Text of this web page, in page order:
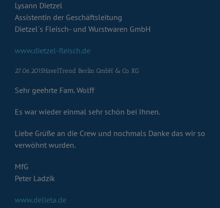
Lysann Dietzel
Assistentin der Geschäftsleitung
Dietzel´s Fleisch- und Wurstwaren GmbH
www.dietzel-fleisch.de
27.06.2015HavelTrend Berlin GmbH & Co. KG
Sehr geehrte Fam. Wolff
Es war wieder einmal sehr schön bei Ihnen.
Liebe Grüße an die Crew und nochmals Danke das wir so
verwöhnt wurden.
MfG
Peter Ladzik
www.delieta.de